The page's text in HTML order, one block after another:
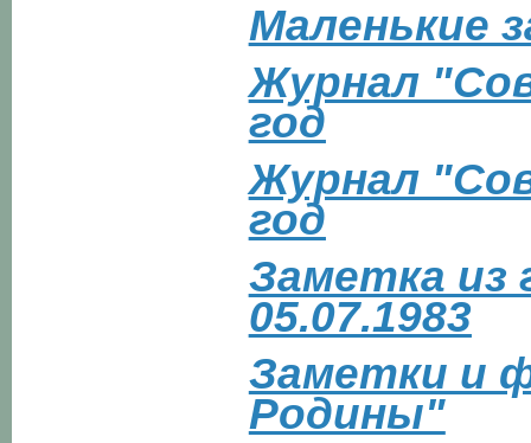
Маленькие
Журнал
год
Журнал
год
Заметка
05.07.1983
Заметки и
Родины"